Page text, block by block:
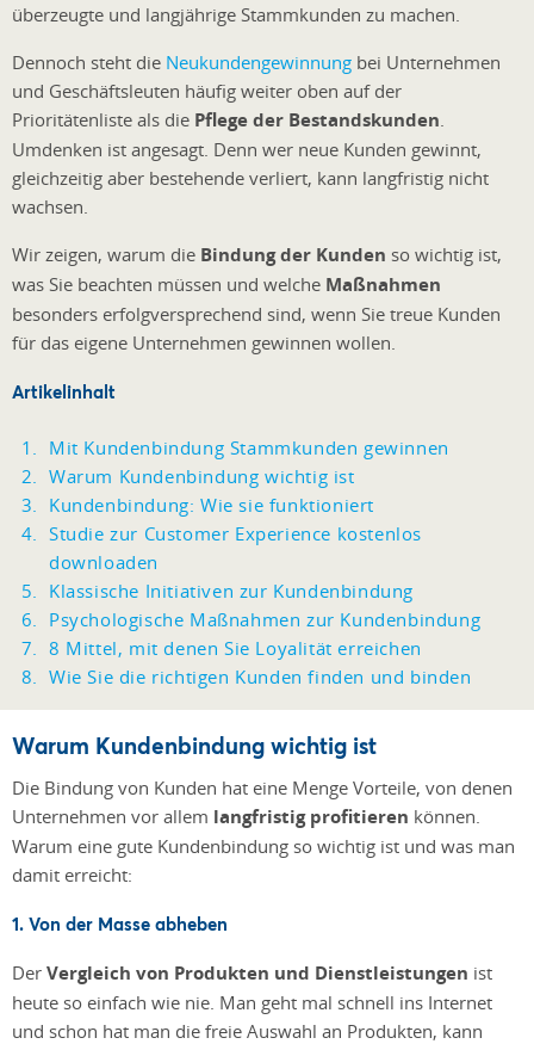
überzeugte und langjährige Stammkunden zu machen.
Dennoch steht die Neukundengewinnung bei Unternehmen
und Geschäftsleuten häufig weiter oben auf der
Prioritätenliste als die Pflege der Bestandskunden
Umdenken ist angesagt. Denn wer neue Kunden gewinnt,
gleichzeitig aber bestehende verliert, kann langfristig nicht
wachsen.
Wir zeigen, warum die Bindung der Kunden so wichtig ist,
was Sie beachten müssen und welche Maßnahmen
besonders erfolgversprechend sind, wenn Sie treue Kunden
für das eigene Unternehmen gewinnen wollen.
Artikelinhalt
Mit Kundenbindung Stammkunden gewinnen
Warum Kundenbindung wichtig ist
Kundenbindung: Wie sie funktioniert
Studie zur Customer Experience kostenlos
downloaden
Klassische Initiativen zur Kundenbindung
Psychologische Maßnahmen zur Kundenbindung
8 Mittel, mit denen Sie Loyalität erreichen
Wie Sie die richtigen Kunden finden und binden
Warum Kundenbindung wichtig ist
Die Bindung von Kunden hat eine Menge Vorteile, von denen
Unternehmen vor allem langfristig profitieren können.
Warum eine gute Kundenbindung so wichtig ist und was man
damit erreicht:
1. Von der Masse abheben
Der Vergleich von Produkten und Dienstleistungen ist
heute so einfach wie nie. Man geht mal schnell ins Internet
und schon hat man die freie Auswahl an Produkten, kann